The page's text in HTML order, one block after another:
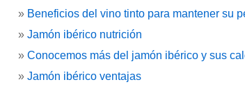
Beneficios del vino tinto para mantener su
Jamón ibérico nutrición
Conocemos más del jamón ibérico y sus
Jamón ibérico ventajas